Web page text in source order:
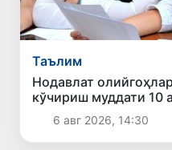
Таълим
Нодавлат
кўчириш муддати 10
узайтирилди
6 авг 2026, 14:30